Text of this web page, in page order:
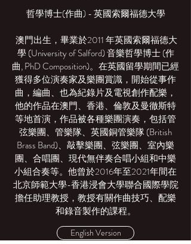
哲學博士(作曲) - 英國索爾福德大學
澳門出生，畢業於2011 年英國索爾福德大
學 (University of Salford) 音樂哲學博士 (作
曲, PhD Composition)。在英國留學期間已經
獲得多位演奏家及樂團賞識，開始從事作
曲，編曲、也為紀錄片及電視創作配樂，
他的作品在澳門、香港、倫敦及曼徹斯特
等地首演，作品被各種樂團演奏，包括管
弦樂團、管樂隊、英國銅管樂隊 (British
Brass Band)、敲擊樂團、弦樂團、室內樂
團、合唱團、現代無伴奏合唱小組和中樂
小組合奏等。他曾於2016年至2021年間在
北京師範大學-香港浸會大學聯合國際學院
擔任助理教授，教授有關作曲技巧、配樂
和錄音製作的課程。
English Version